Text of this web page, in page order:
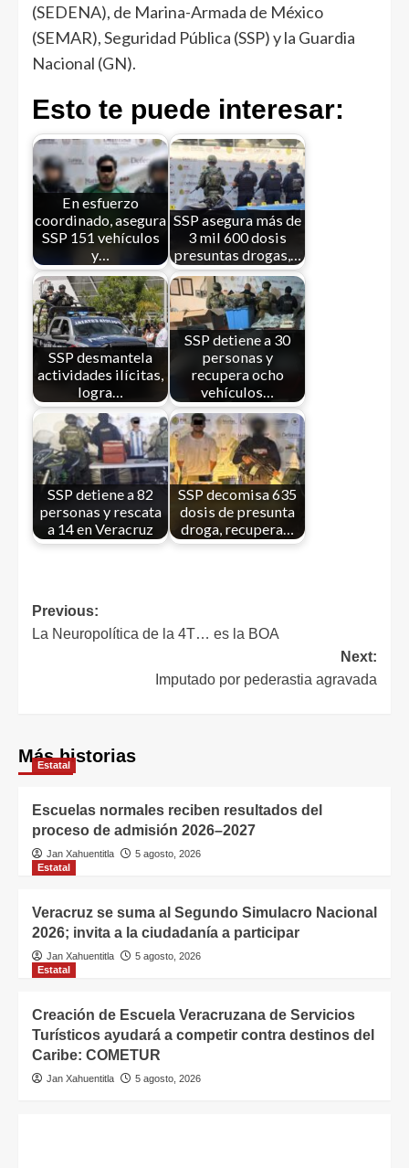
(SEDENA), de Marina-Armada de México
(SEMAR), Seguridad Pública (SSP) y la Guardia
Nacional (GN).
Esto te puede interesar:
En esfuerzo
coordinado, asegura
SSP 151 vehículos
y…
SSP asegura más de
3 mil 600 dosis
presuntas drogas,…
SSP desmantela
actividades ilícitas,
logra…
SSP detiene a 30
personas y
recupera ocho
vehículos…
SSP detiene a 82
personas y rescata
a 14 en Veracruz
SSP decomisa 635
dosis de presunta
droga, recupera…
Previous:
La Neuropolítica de la 4T… es la BOA
Next:
Imputado por pederastia agravada
Más historias
Estatal
Escuelas normales reciben resultados del
proceso de admisión 2026–2027
Jan Xahuentitla
5 agosto, 2026
Estatal
Veracruz se suma al Segundo Simulacro Nacional
2026; invita a la ciudadanía a participar
Jan Xahuentitla
5 agosto, 2026
Estatal
Creación de Escuela Veracruzana de Servicios
Turísticos ayudará a competir contra destinos del
Caribe: COMETUR
Jan Xahuentitla 5 agosto, 2026